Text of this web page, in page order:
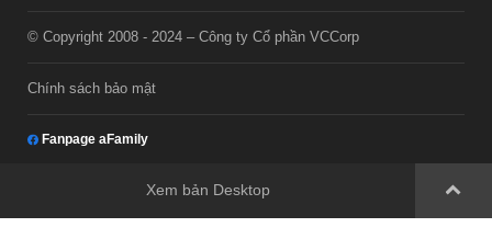
© Copyright 2008 - 2024 – Công ty Cổ phần VCCorp
Chính sách bảo mật
Fanpage aFamily
Xem bản Desktop